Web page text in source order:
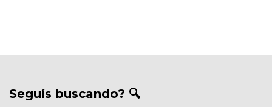
Seguís buscando? 🔍